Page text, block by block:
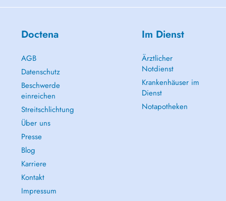
Doctena
AGB
Datenschutz
Beschwerde
einreichen
Streitschlichtung
Über uns
Presse
Blog
Karriere
Kontakt
Impressum
Im Dienst
Ärztlicher
Notdienst
Krankenhäuser im
Dienst
Notapotheken